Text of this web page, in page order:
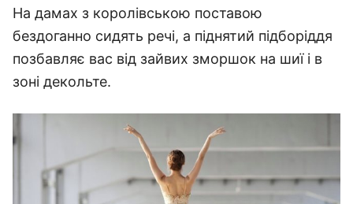
На дамах з королівською поставою
бездоганно сидять речі, а піднятий підборіддя
позбавляє вас від зайвих зморшок на шиї і в
зоні декольте.